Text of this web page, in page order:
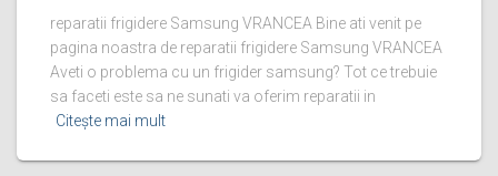
reparatii frigidere Samsung VRANCEA Bine ati venit pe
pagina noastra de reparatii frigidere Samsung VRANCEA
Aveti o problema cu un frigider samsung? Tot ce trebuie
sa faceti este sa ne sunati va oferim reparatii in
Citește mai mult